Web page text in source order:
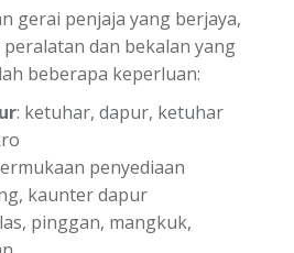
gerai penjaja yang berjaya,
dan bekalan yang
beberapa keperluan:
: ketuhar, dapur, ketuhar
penyediaan
kaunter dapur
pinggan, mangkuk,